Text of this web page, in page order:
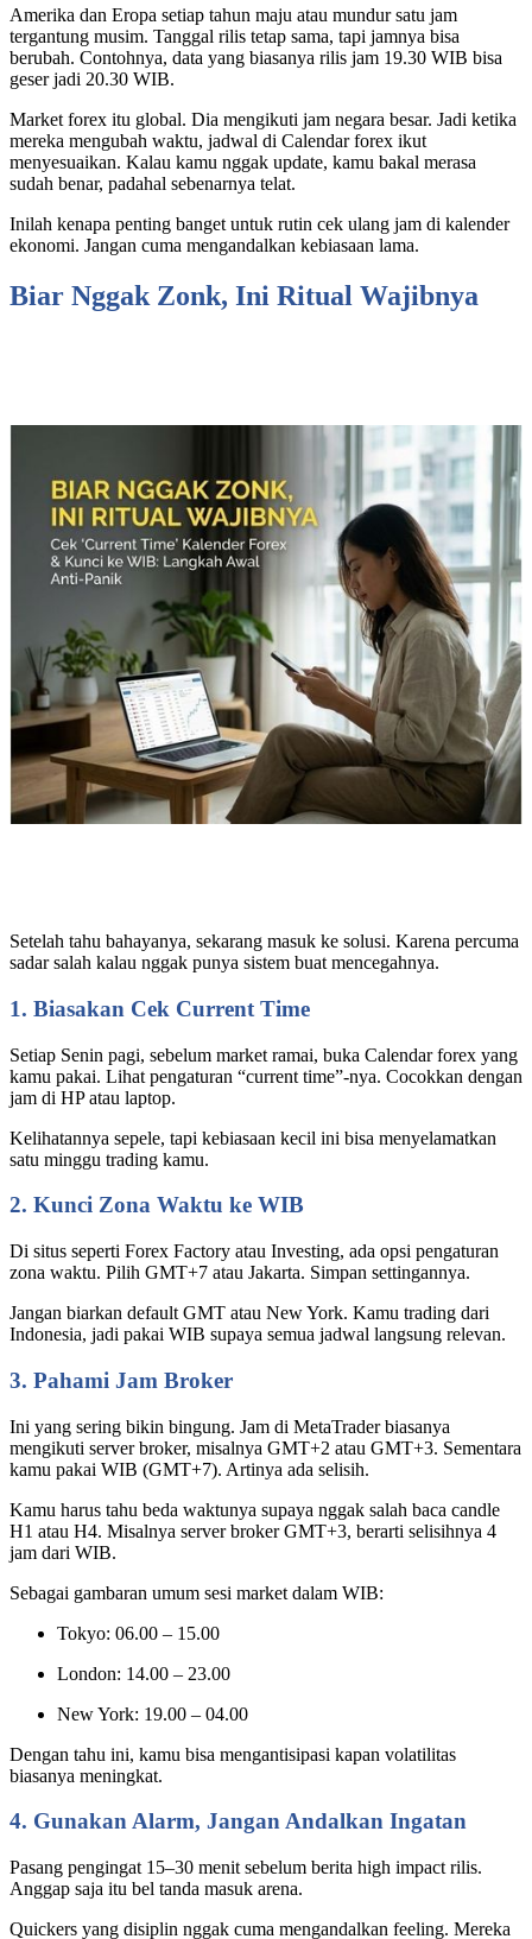
Amerika dan Eropa setiap tahun maju atau mundur satu jam
tergantung musim. Tanggal rilis tetap sama, tapi jamnya bisa
berubah. Contohnya, data yang biasanya rilis jam 19.30 WIB bisa
geser jadi 20.30 WIB.
Market forex itu global. Dia mengikuti jam negara besar. Jadi ketika
mereka mengubah waktu, jadwal di Calendar forex ikut
menyesuaikan. Kalau kamu nggak update, kamu bakal merasa
sudah benar, padahal sebenarnya telat.
Inilah kenapa penting banget untuk rutin cek ulang jam di kalender
ekonomi. Jangan cuma mengandalkan kebiasaan lama.
Biar Nggak Zonk, Ini Ritual Wajibnya
Setelah tahu bahayanya, sekarang masuk ke solusi. Karena percuma
sadar salah kalau nggak punya sistem buat mencegahnya.
1. Biasakan Cek Current Time
Setiap Senin pagi, sebelum market ramai, buka Calendar forex yang
kamu pakai. Lihat pengaturan “current time”-nya. Cocokkan dengan
jam di HP atau laptop.
Kelihatannya sepele, tapi kebiasaan kecil ini bisa menyelamatkan
satu minggu trading kamu.
2. Kunci Zona Waktu ke WIB
Di situs seperti Forex Factory atau Investing, ada opsi pengaturan
zona waktu. Pilih GMT+7 atau Jakarta. Simpan settingannya.
Jangan biarkan default GMT atau New York. Kamu trading dari
Indonesia, jadi pakai WIB supaya semua jadwal langsung relevan.
3. Pahami Jam Broker
Ini yang sering bikin bingung. Jam di MetaTrader biasanya
mengikuti server broker, misalnya GMT+2 atau GMT+3. Sementara
kamu pakai WIB (GMT+7). Artinya ada selisih.
Kamu harus tahu beda waktunya supaya nggak salah baca candle
H1 atau H4. Misalnya server broker GMT+3, berarti selisihnya 4
jam dari WIB.
Sebagai gambaran umum sesi market dalam WIB:
Tokyo: 06.00 – 15.00
London: 14.00 – 23.00
New York: 19.00 – 04.00
Dengan tahu ini, kamu bisa mengantisipasi kapan volatilitas
biasanya meningkat.
4. Gunakan Alarm, Jangan Andalkan Ingatan
Pasang pengingat 15–30 menit sebelum berita high impact rilis.
Anggap saja itu bel tanda masuk arena.
Quickers yang disiplin nggak cuma mengandalkan feeling. Mereka